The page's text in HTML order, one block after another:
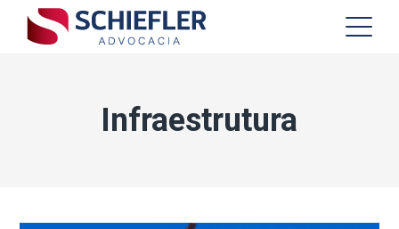
Infraestrutura